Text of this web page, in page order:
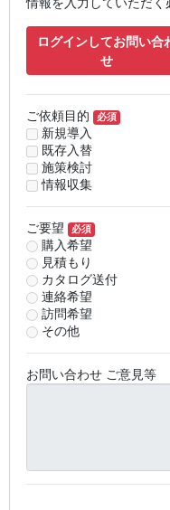
ログインしてお問い合
せ
ご依頼目的 必須
新規導入
既存入替
施策検討
情報収集
ご要望 必須
購入希望
見積もり
カタログ送付
連絡希望
訪問希望
その他
お問い合わせ ご意見等